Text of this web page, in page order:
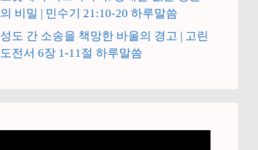
의 비밀 | 민수기 21:10-20 하루말씀
성도 간 소송을 책망한 바울의 경고 | 고린
도전서 6장 1-11절 하루말씀